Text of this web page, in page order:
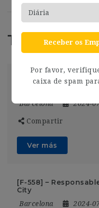
Trabajos
Helpdesk Con
Barcelona 2024-
Compartir
Ver más
[F-558] –
City
Barcelona 2024-
Receber os
Por favor,
caixa de spam